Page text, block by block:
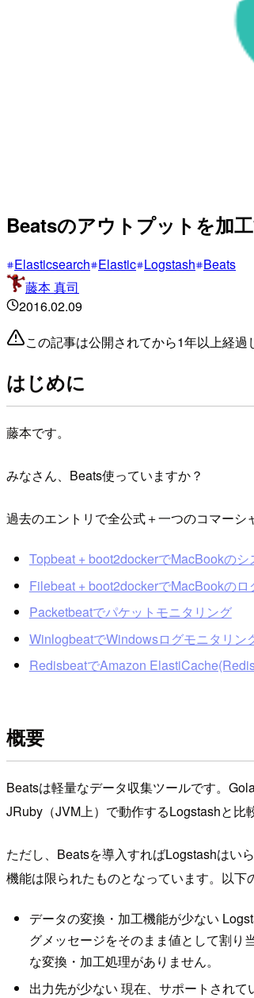
Beatsのアウトプットを加
Elasticsearch Elastic Logstash Beats
藤本 真司
2016.02.09
この記事は公開されてから1年以上経過
はじめに
藤本です。
みなさん、Beats使っていますか？
過去のエントリで全公式＋一つのコマーシ
Topbeat + boot2dockerでMacBookの
Filebeat + boot2dockerでMacBookの
Packetbeatでパケットモニタリング
WinlogbeatでWindowsログモニタリン
RedisbeatでAmazon
概要
Beatsは軽量なデータ収集ツールです。
JRuby（JVM上）で動作するLogstashと比
ただし、Beatsを導入すればLogstashはい
機能は限られたものとなっています。以下
データの変換・加工機能が少ない
グメッセージをそのまま値として割り
な変換・加工処理がありません。
出力先が少ない 現在、サポートされ